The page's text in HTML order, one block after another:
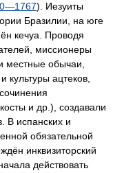
). Иезуиты
Бразилии, на юге
кечуа. Проводя
миссионеры
местные обычаи,
культуры ацтеков,
и др.), создавали
В испанских и
обязательной
инквизиторский
действовать